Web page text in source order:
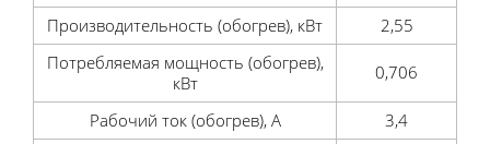
Производительность (обогрев), кВт
2,55
Потребляемая мощность (обогрев),
кВт
0,706
Рабочий ток (обогрев), А
3,4